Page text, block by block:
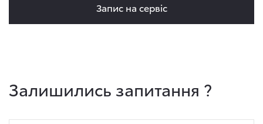
Запис на сервіс
Залишились запитання ?